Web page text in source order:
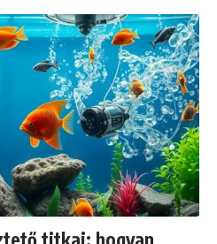
titkai: hogyan